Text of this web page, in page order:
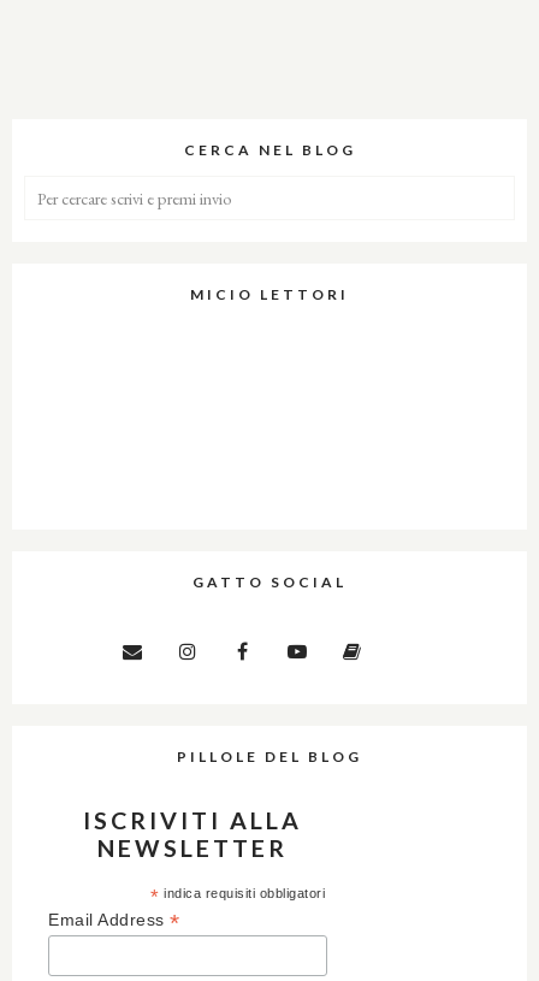
CERCA NEL BLOG
MICIO LETTORI
GATTO SOCIAL
PILLOLE DEL BLOG
ISCRIVITI ALLA
NEWSLETTER
* indica requisiti obbligatori
Email Address *